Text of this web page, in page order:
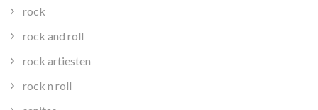
rock
rock and roll
rock artiesten
rock n roll